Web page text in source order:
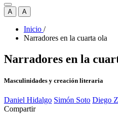
A A
Inicio /
Narradores en la cuarta ola
Narradores en la
Masculinidades y creación literaria
Daniel Hidalgo Simón Soto Diego
Compartir